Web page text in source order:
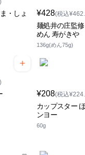
・しょ
¥428(税込
麺処井の庄監
めん 寿がきや
136g(めん75g)
¥208(税込
カップスター
ンヨー
60g